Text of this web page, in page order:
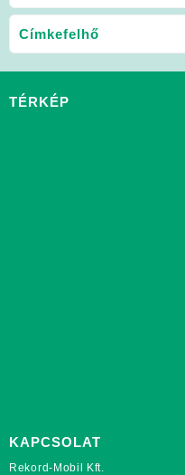
Címkefelhő
TÉRKÉP
KAPCSOLAT
Rekord-Mobil Kft.